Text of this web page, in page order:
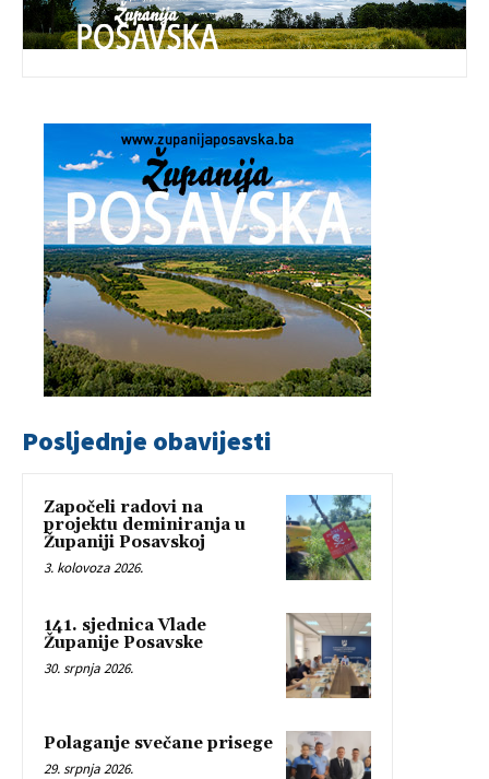
Posljednje obavijesti
Započeli radovi na
projektu deminiranja u
Županiji Posavskoj
3. kolovoza 2026.
141. sjednica Vlade
Županije Posavske
30. srpnja 2026.
Polaganje svečane prisege
29. srpnja 2026.